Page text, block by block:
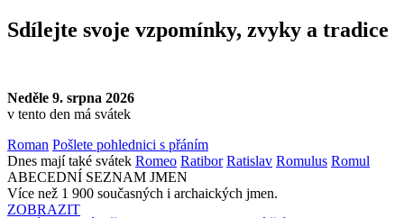
Sdílejte svoje vzpomínky, zvyky a tradice
Neděle 9. srpna 2026
v tento den má svátek
Roman Pošlete pohlednici s přáním
Dnes mají také svátek Romeo Ratibor Ratislav Romulus Romul
ABECEDNÍ SEZNAM JMEN
Více než 1 900 současných i archaických jmen.
ZOBRAZIT